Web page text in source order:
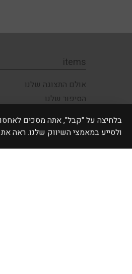
items
אולם התצוגה שלנו
הסיפור שלנו
צור קשר
ולסייע במאמצי השיווק שלנו. ראה את